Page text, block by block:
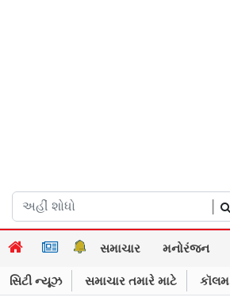
સમાચાર મનોરંજન
સિટી ન્યૂઝ સમાચાર તમારે માટે કૉલમ